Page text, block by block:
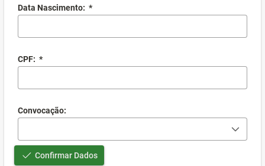
Data Nascimento: *
CPF: *
Convocação:
Confirmar Dados